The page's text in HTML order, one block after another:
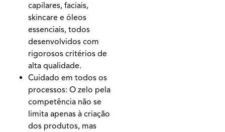
capilares, faciais,
skincare e óleos
essenciais, todos
desenvolvidos com
rigorosos critérios de
alta qualidade.
Cuidado em todos os
processos: O zelo pela
competência não se
limita apenas à criação
dos produtos, mas